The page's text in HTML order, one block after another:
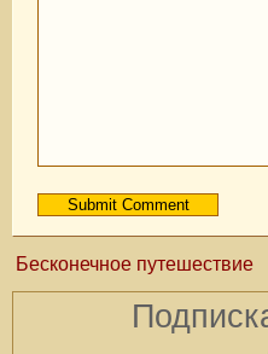
Бесконечное путешествие